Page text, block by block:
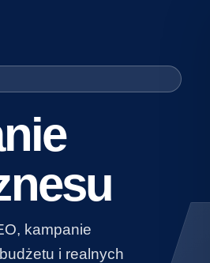
kampanie
i realnych